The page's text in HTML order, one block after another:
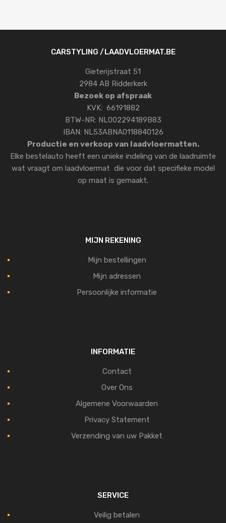
CARSTYLING /LAADVLOERMAT.BE
Gieterijstraat 51
2984 AB Ridderkerk
Bezoek op afspraak
KVK: 66191882
BTW-NR: NL002294189B83
IBAN: NL53ABNA0118840126
Productie en verkoop van laadvloermatten.
Elke bestelauto heeft een unieke indeling van de laadruimte
wat vraagt om laadvloermat die voor dat specifieke model
op maat is gemaakt.
MIJN REKENING
Mijn bestellingen
Mijn adressen
Persoonlijke informatie
INFORMATIE
Contact
Over Ons
Algemene Voorwaarden
Privacy Statement
Verzending van uw Pakket
SERVICE
Veilig betalen